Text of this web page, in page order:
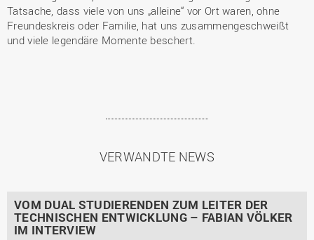
Tatsache, dass viele von uns „alleine“ vor Ort waren, ohne
Freundeskreis oder Familie, hat uns zusammengeschweißt
und viele legendäre Momente beschert.
VERWANDTE NEWS
VOM DUAL STUDIERENDEN ZUM LEITER DER
TECHNISCHEN ENTWICKLUNG – FABIAN VÖLKER
IM INTERVIEW